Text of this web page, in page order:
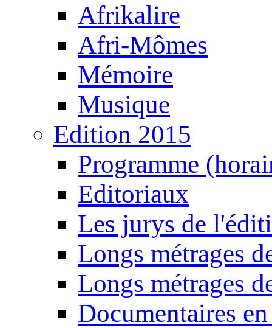
Afrikalire
Afri-Mômes
Mémoire
Musique
Edition 2015
Programme
Editoriaux
Les jurys de
Longs métrages
Longs métrages
Documentaires